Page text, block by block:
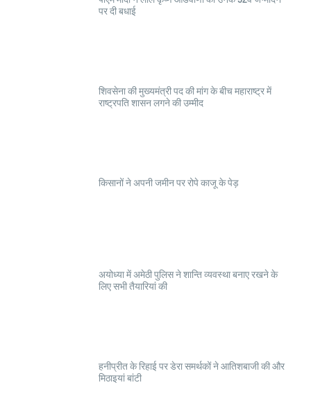
पर दी बधाई
शिवसेना की मुख्यमंत्री पद की मांग के बीच महाराष्ट्र में
राष्ट्रपति शासन लगने की उम्मीद
किसानों ने अपनी जमीन पर रोपे काजू के पेड़
अयोध्या में अमेठी पुलिस ने शान्ति व्यवस्था बनाए रखने के
लिए सभी तैयारियां की
हनीप्रीत के रिहाई पर डेरा समर्थकों ने आतिशबाजी की और
मिठाइयां बांटी